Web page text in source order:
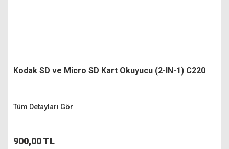
Kodak SD ve Micro SD Kart Okuyucu (2-IN-1) C220
Tüm Detayları Gör
900,00 TL